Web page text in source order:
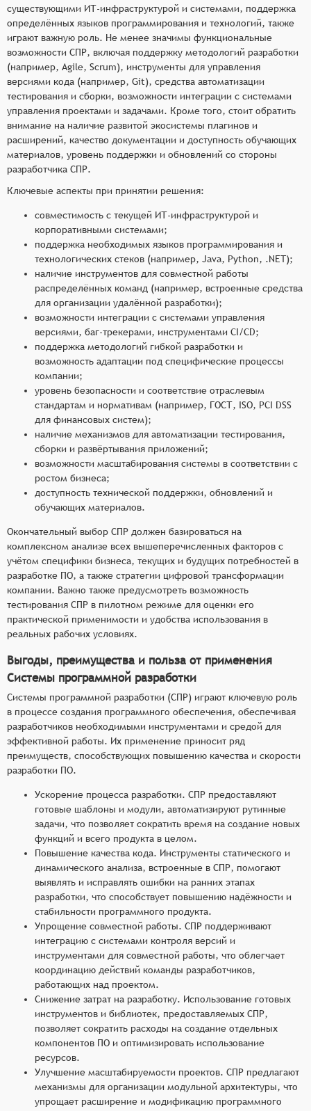
существующими ИТ-инфраструктурой и системами, поддержка
определённых языков программирования и технологий, также
играют важную роль. Не менее значимы функциональные
возможности СПР, включая поддержку методологий разработки
(например, Agile, Scrum), инструменты для управления
версиями кода (например, Git), средства автоматизации
тестирования и сборки, возможности интеграции с системами
управления проектами и задачами. Кроме того, стоит обратить
внимание на наличие развитой экосистемы плагинов и
расширений, качество документации и доступность обучающих
материалов, уровень поддержки и обновлений со стороны
разработчика СПР.
Ключевые аспекты при принятии решения:
совместимость с текущей ИТ-инфраструктурой и
корпоративными системами;
поддержка необходимых языков программирования и
технологических стеков (например, Java, Python, .NET);
наличие инструментов для совместной работы
распределённых команд (например, встроенные средства
для организации удалённой разработки);
возможности интеграции с системами управления
версиями, баг-трекерами, инструментами CI/CD;
поддержка методологий гибкой разработки и
возможность адаптации под специфические процессы
компании;
уровень безопасности и соответствие отраслевым
стандартам и нормативам (например, ГОСТ, ISO, PCI DSS
для финансовых систем);
наличие механизмов для автоматизации тестирования,
сборки и развёртывания приложений;
возможности масштабирования системы в соответствии с
ростом бизнеса;
доступность технической поддержки, обновлений и
обучающих материалов.
Окончательный выбор СПР должен базироваться на
комплексном анализе всех вышеперечисленных факторов с
учётом специфики бизнеса, текущих и будущих потребностей в
разработке ПО, а также стратегии цифровой трансформации
компании. Важно также предусмотреть возможность
тестирования СПР в пилотном режиме для оценки его
практической применимости и удобства использования в
реальных рабочих условиях.
Выгоды, преимущества и польза от применения
Системы программной разработки
Системы программной разработки (СПР) играют ключевую роль
в процессе создания программного обеспечения, обеспечивая
разработчиков необходимыми инструментами и средой для
эффективной работы. Их применение приносит ряд
преимуществ, способствующих повышению качества и скорости
разработки ПО.
Ускорение процесса разработки. СПР предоставляют
готовые шаблоны и модули, автоматизируют рутинные
задачи, что позволяет сократить время на создание новых
функций и всего продукта в целом.
Повышение качества кода. Инструменты статического и
динамического анализа, встроенные в СПР, помогают
выявлять и исправлять ошибки на ранних этапах
разработки, что способствует повышению надёжности и
стабильности программного продукта.
Упрощение совместной работы. СПР поддерживают
интеграцию с системами контроля версий и
инструментами для совместной работы, что облегчает
координацию действий команды разработчиков,
работающих над проектом.
Снижение затрат на разработку. Использование готовых
инструментов и библиотек, предоставляемых СПР,
позволяет сократить расходы на создание отдельных
компонентов ПО и оптимизировать использование
ресурсов.
Улучшение масштабируемости проектов. СПР предлагают
механизмы для организации модульной архитектуры, что
упрощает расширение и модификацию программного